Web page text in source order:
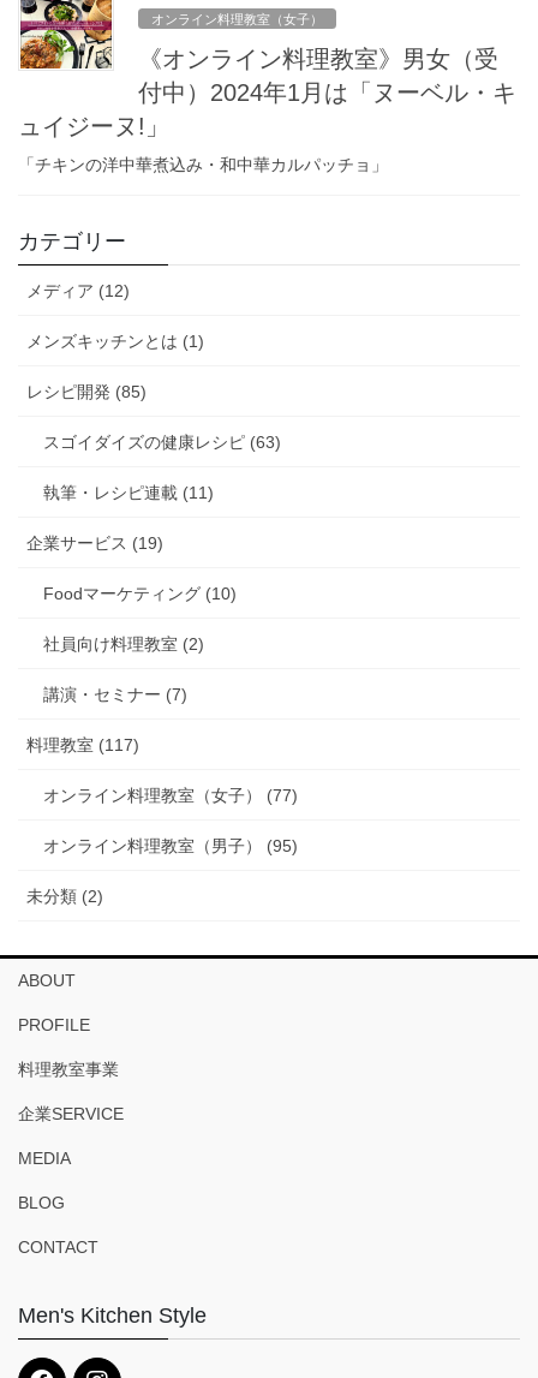
オンライン料理教室（女子）
《オンライン料理教室》男女（受
付中）2024年1月は「ヌーベル・キ
ュイジーヌ!」
「チキンの洋中華煮込み・和中華カルパッチョ」
カテゴリー
メディア (12)
メンズキッチンとは (1)
レシピ開発 (85)
スゴイダイズの健康レシピ (63)
執筆・レシピ連載 (11)
企業サービス (19)
Foodマーケティング (10)
社員向け料理教室 (2)
講演・セミナー (7)
料理教室 (117)
オンライン料理教室（女子） (77)
オンライン料理教室（男子） (95)
未分類 (2)
ABOUT
PROFILE
料理教室事業
企業SERVICE
MEDIA
BLOG
CONTACT
Men's Kitchen Style